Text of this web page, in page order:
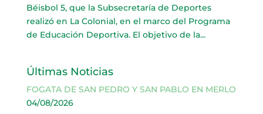
Béisbol 5, que la Subsecretaría de Deportes
realizó en La Colonial, en el marco del Programa
de Educación Deportiva. El objetivo de la...
Últimas Noticias
FOGATA DE SAN PEDRO Y SAN PABLO EN MERLO
04/08/2026